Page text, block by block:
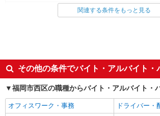
未経験歓迎
ミドル（40代
土日祝休み
週2～3日勤務
上場企業・上場企業のグループ会
社
社員登用あり
関連する条件をもっと見る
その他の条件でバイト・アルバイト・
福岡市西区の職種からバイト・アルバイト・
オフィスワーク・事務
ドライバー・